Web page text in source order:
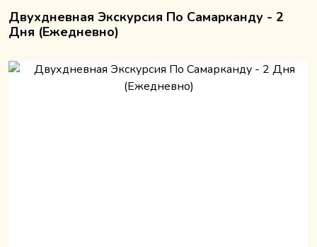
Двухдневная Экскурсия По Самарканду - 2
Дня (Ежедневно)